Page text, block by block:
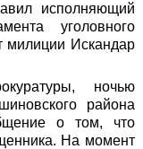
исполняющий
уголовного
милиции Искандар
ночью
района
о том, что
На момент